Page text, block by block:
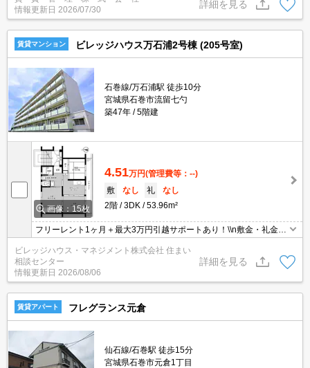
情報更新日 2026/07/30
詳細を見る
賃貸マンション ビレッジハウス万石浦2号棟 (205号室)
石巻線/万石浦駅 徒歩10分
宮城県石巻市流留七勺
築47年
5階建
画像：15枚
4.51万円(管理費等：--)
敷
なし 礼
なし
2階
3DK 53.96m²
フリーレント1ヶ月＋最大3万円引越サポートあり！\\n敷金・礼金・
更新料・鍵交換手数料0円！※契約内容や審査の結果、敷金をお預
かりする場合がございます。
ビレッジハウス・マネジメント株式会社 住まい
相談センター
情報更新日 2026/08/06
詳細を見る
賃貸アパート フレグランス元倉
仙石線/石巻駅 徒歩15分
宮城県石巻市元倉1丁目